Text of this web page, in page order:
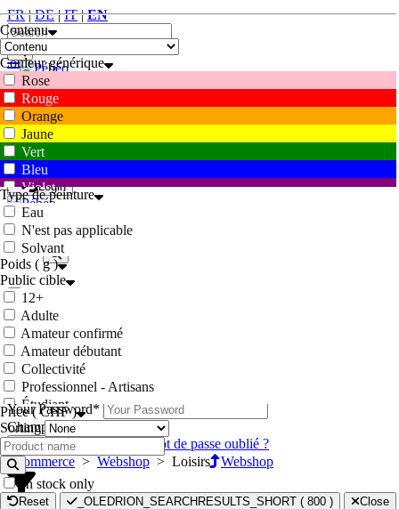
FR|DE|IT|EN
0
FR|DE
0
Login
Webshop
×
Your Username
Champ obligatoire.
Your Password*
Champ obligatoire.
Cancel Se connecter
Mot de passe oublié ?
eCommerce > Webshop > Loisirs Webshop
Contenu
Couleur générique
Rose
Rouge
Orange
Jaune
Vert
Bleu
Violet
Marron
Blanc
Gris
Noir
Type de peinture
Eau
N'est pas applicable
Solvant
Poids ( g )
Public cible
12+
Adulte
Amateur confirmé
Amateur débutant
Collectivité
Professionnel - Artisans
Étudiant
Price ( CHF )
Sorting
In stock only
Reset _OLEDRION_SEARCHRESULTS_SHORT ( 800 ) Close